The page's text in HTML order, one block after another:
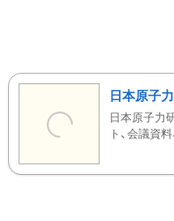
日本原子
日本原子力
ト、会議資